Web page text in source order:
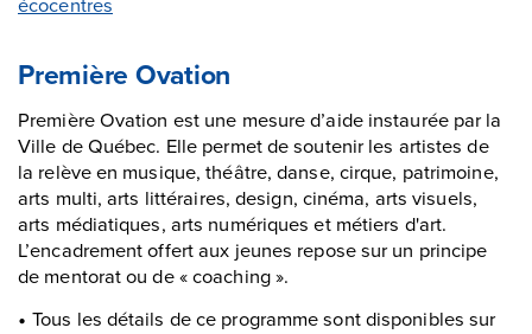
Première Ovation
Première Ovation est une mesure d’aide instaurée par la
Ville de Québec. Elle permet de soutenir les artistes de
la relève en musique, théâtre, danse, cirque, patrimoine,
arts multi, arts littéraires, design, cinéma, arts visuels,
arts médiatiques, arts numériques et métiers d'art.
L’encadrement offert aux jeunes repose sur un principe
de mentorat ou de « coaching ».
Tous les détails de ce programme sont disponibles sur